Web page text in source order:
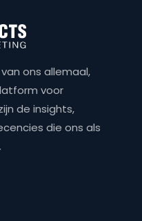
ons allemaal,
voor
de insights,
die ons als